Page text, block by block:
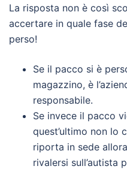
La risposta non è così
accertare in quale fase
perso!
Se il pacco si è
magazzino, è
responsabile.
Se invece il pacco
quest’ultimo non lo
riporta in sede
rivalersi sull’autista